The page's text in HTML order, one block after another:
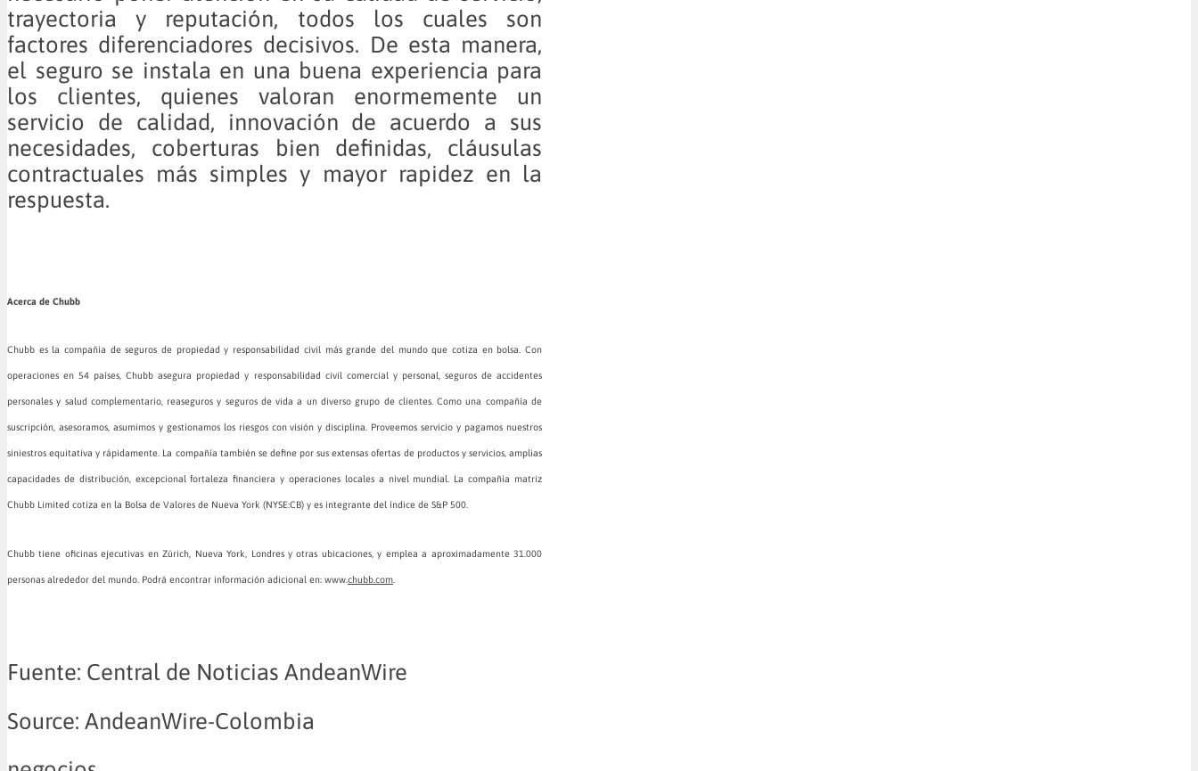
trayectoria y reputación, todos los cuales son
factores diferenciadores decisivos. De esta manera,
el seguro se instala en una buena experiencia para
los clientes, quienes valoran enormemente un
servicio de calidad, innovación de acuerdo a sus
necesidades, coberturas bien definidas, cláusulas
contractuales más simples y mayor rapidez en la
respuesta.
Acerca de Chubb
Chubb es la compañía de seguros de propiedad y responsabilidad civil más grande del mundo que cotiza en bolsa. Con
operaciones en 54 países, Chubb asegura propiedad y responsabilidad civil comercial y personal, seguros de accidentes
personales y salud complementario, reaseguros y seguros de vida a un diverso grupo de clientes. Como una compañía de
suscripción, asesoramos, asumimos y gestionamos los riesgos con visión y disciplina. Proveemos servicio y pagamos nuestros
siniestros equitativa y rápidamente. La compañía también se define por sus extensas ofertas de productos y servicios, amplias
capacidades de distribución, excepcional fortaleza financiera y operaciones locales a nivel mundial. La compañía matriz
Chubb Limited cotiza en la Bolsa de Valores de Nueva York (NYSE:CB) y es integrante del índice de S&P 500.
Chubb tiene oficinas ejecutivas en Zúrich, Nueva York, Londres y otras ubicaciones, y emplea a aproximadamente 31.000
personas alrededor del mundo. Podrá encontrar información adicional en: www.chubb.com
Fuente: Central de Noticias AndeanWire
Source: AndeanWire-Colombia